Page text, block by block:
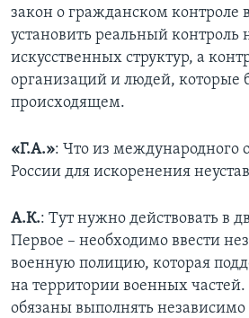
закон о гражданском контроле
установить реальный контроль
искусственных структур, а
организаций и людей, которые
происходящем.
«Г.А.»: Что из международного
России для искоренения
А.К.: Тут нужно действовать в
Первое – необходимо ввести
военную полицию, которая
на территории военных
обязаны выполнять